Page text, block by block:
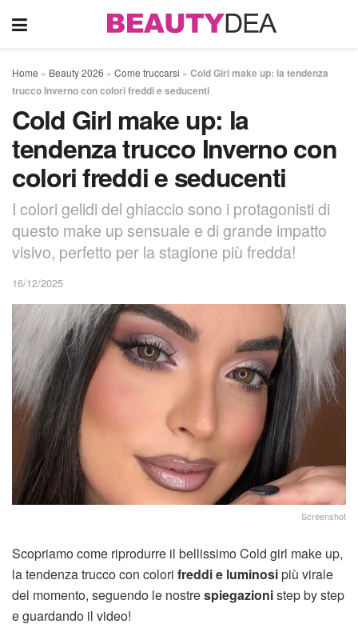
Home » Beauty 2026 » Come truccarsi » Cold Girl make up: la tendenza
trucco Inverno con colori freddi e seducenti
Cold Girl make up: la
tendenza trucco Inverno con
colori freddi e seducenti
I colori gelidi del ghiaccio sono i protagonisti di
questo make up sensuale e di grande impatto
visivo, perfetto per la stagione più fredda!
16/12/2025
Screenshot
Scopriamo come riprodurre il bellissimo Cold girl make up,
la tendenza trucco con colori freddi e luminosipiù virale
del momento, seguendo le nostrespiegazionistep by step
e guardando il video!